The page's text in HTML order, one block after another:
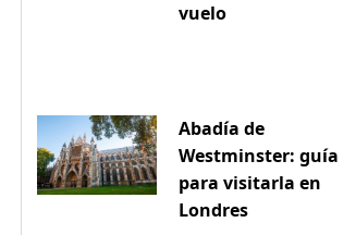
vuelo
Abadía de
Westminster: guía
para visitarla en
Londres